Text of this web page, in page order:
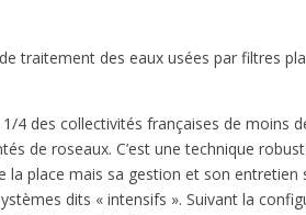
traitement des eaux usées par filtres
4 des collectivités françaises de moins
de roseaux. C’est une technique
la place mais sa gestion et son
dits « intensifs ». Suivant la